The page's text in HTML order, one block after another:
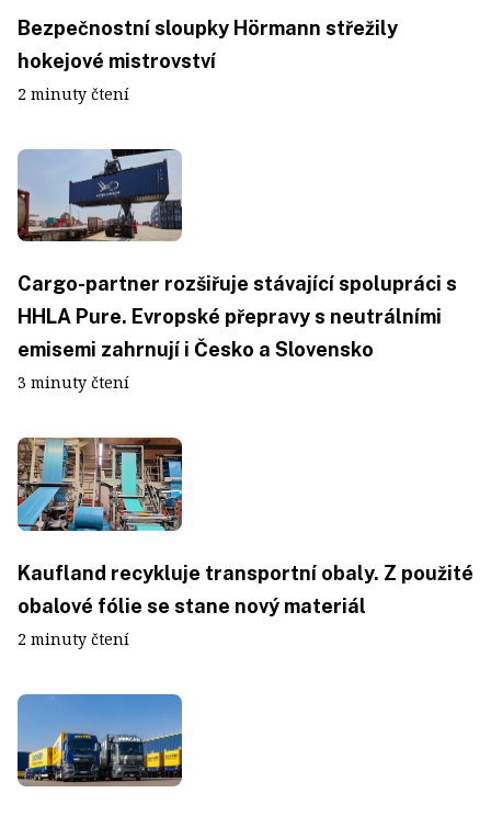
Bezpečnostní sloupky Hörmann střežily
hokejové mistrovství
2 minuty čtení
Cargo-partner rozšiřuje stávající spolupráci s
HHLA Pure. Evropské přepravy s neutrálními
emisemi zahrnují i Česko a Slovensko
3 minuty čtení
Kaufland recykluje transportní obaly. Z použité
obalové fólie se stane nový materiál
2 minuty čtení